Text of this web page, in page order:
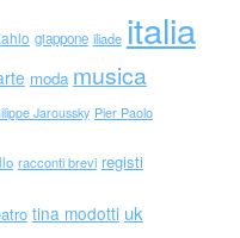
giappone iliade italia
moda musica
Jaroussky Pier Paolo
racconti brevi registi
tina modotti uk